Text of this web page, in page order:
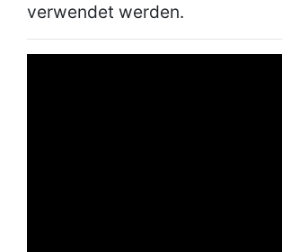
verwendet werden.